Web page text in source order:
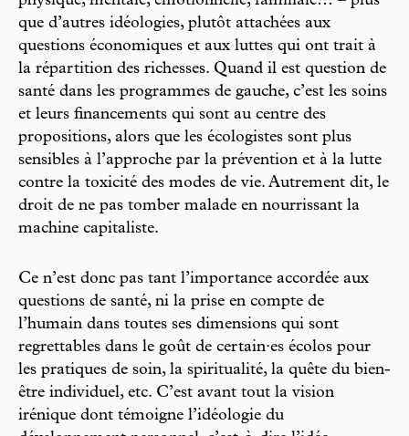
que d’autres idéologies, plutôt attachées aux
questions économiques et aux luttes qui ont trait à
la répartition des richesses. Quand il est question de
santé dans les programmes de gauche, c’est les soins
et leurs financements qui sont au centre des
propositions, alors que les écologistes sont plus
sensibles à l’approche par la prévention et à la lutte
contre la toxicité des modes de vie. Autrement dit, le
droit de ne pas tomber malade en nourrissant la
machine capitaliste.
Ce n’est donc pas tant l’importance accordée aux
questions de santé, ni la prise en compte de
l’humain dans toutes ses dimensions qui sont
regrettables dans le goût de certain·es écolos pour
les pratiques de soin, la spiritualité, la quête du bien-
être individuel, etc. C’est avant tout la vision
irénique dont témoigne l’idéologie du